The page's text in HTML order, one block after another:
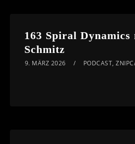
163 Spiral
Schmitz
9. MÄRZ 2026 PODCAST,